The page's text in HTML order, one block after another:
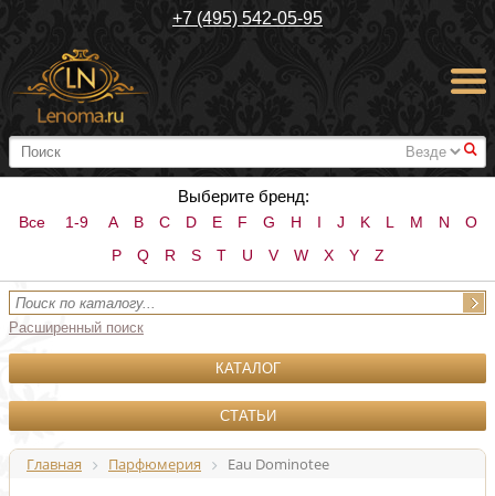
+7 (495) 542-05-95
#
Выберите бренд:
Все 1-9 A B C D E F G H I J K L M N
O
P
Q R S T U V W X Y Z
Расширенный поиск
КАТАЛОГ
СТАТЬИ
Главная Парфюмерия Eau Dominotee